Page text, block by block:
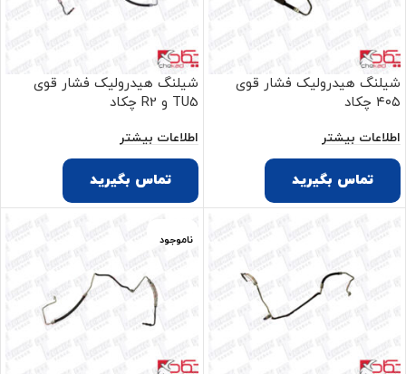
شیلنگ هیدرولیک فشار قوی
۴۰۵ چکاد
اطلاعات بیشتر
تماس بگیرید
شیلنگ هیدرولیک فشار قوی
TU5 و R2 چکاد
اطلاعات بیشتر
تماس بگیرید